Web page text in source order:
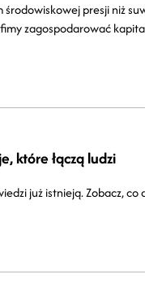
presji niż
zagospodarować
które łączą ludzi
już istnieją. Zobacz, co